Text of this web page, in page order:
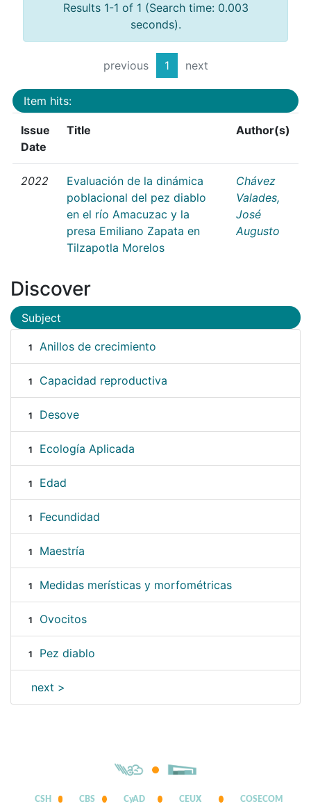
Results 1-1 of 1 (Search time: 0.003
seconds).
previous 1 next
Item hits:
Issue
Date
Title Author(s)
2022
Evaluación de la dinámica
poblacional del pez diablo
en el río Amacuzac y la
presa Emiliano Zapata en
Tilzapotla Morelos
Chávez
Valades,
José
Augusto
Discover
Subject
1 Anillos de crecimiento
1 Capacidad reproductiva
1 Desove
1 Ecología Aplicada
1 Edad
1 Fecundidad
1 Maestría
1 Medidas merísticas y morfométricas
1 Ovocitos
1 Pez diablo
next >
CSH CBS CyAD CEUX COSECOM